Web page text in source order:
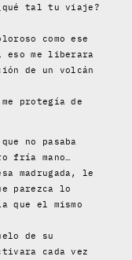
¿qué tal tu viaje?
como ese
eso me liberara
de un volcán
protegía de
no pasaba
fría mano…
madrugada, le
parezca lo
que el mismo
de su
cada vez